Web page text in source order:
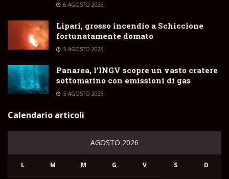
6 AGOSTO 2026
Lipari, grosso incendio a Schiccione
fortunatamente domato
5 AGOSTO 2026
Panarea, l’INGV scopre un vasto cratere
sottomarino con emissioni di gas
5 AGOSTO 2026
Calendario articoli
AGOSTO 2026
L M M G V S D